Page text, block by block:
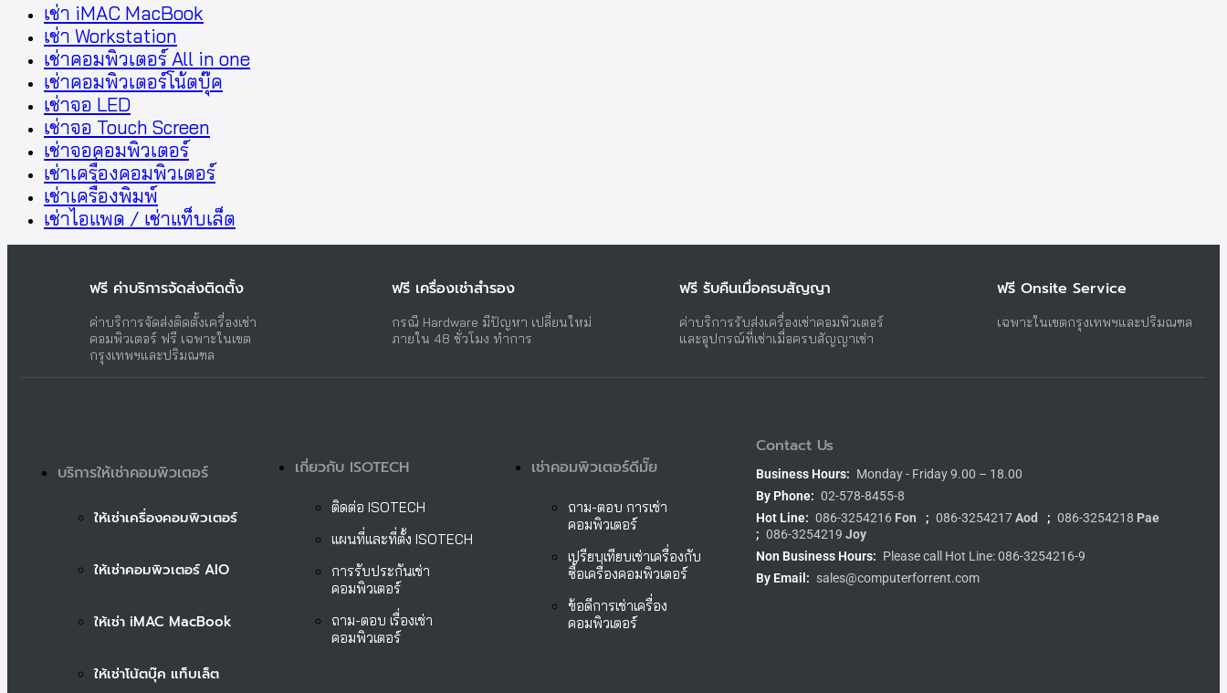
เช่า iMAC MacBook
เช่า Workstation
เช่าคอมพิวเตอร์ All in one
เช่าคอมพิวเตอร์โน้ตบุ๊ค
เช่าจอ LED
เช่าจอ Touch Screen
เช่าจอคอมพิวเตอร์
เช่าเครื่องคอมพิวเตอร์
เช่าเครื่องพิมพ์
เช่าไอแพด / เช่าแท็บเล็ต
ฟรี ค่าบริการจัดส่งติดตั้ง
ค่าบริการจัดส่งติดตั้งเครื่องเช่า
คอมพิวเตอร์ ฟรี เฉพาะในเขต
กรุงเทพฯและปริมณฑล
ฟรี เครื่องเช่าสำรอง
กรณี Hardware มีปัญหา เปลี่ยนใหม่
ภายใน 48 ชั่วโมง ทำการ
ฟรี รับคืนเมื่อครบสัญญา
ค่าบริการรับส่งเครื่องเช่าคอมพิวเตอร์
และอุปกรณ์ที่เช่าเมื่อครบสัญญาเช่า
ฟรี Onsite Service
เฉพาะในเขตกรุงเทพฯและปริมณฑล
บริการให้เช่าคอมพิวเตอร์
ให้เช่าเครื่องคอมพิวเตอร์
ให้เช่าคอมพิวเตอร์ AIO
ให้เช่า iMAC MacBook
ให้เช่าโน้ตบุ๊ค แท็บเล็ต
เกี่ยวกับ ISOTECH
ติดต่อ ISOTECH
แผนที่และที่ตั้ง ISOTECH
การรับประกันเช่า
คอมพิวเตอร์
ถาม-ตอบ เรื่องเช่า
คอมพิวเตอร์
เช่าคอมพิวเตอร์ดีมั๊ย
ถาม-ตอบ การเช่า
คอมพิวเตอร์
เปรียบเทียบเช่าเครื่องกับ
ซื้อเครื่องคอมพิวเตอร์
ข้อดีการเช่าเครื่อง
คอมพิวเตอร์
Contact Us
Business Hours: Monday - Friday 9.00 – 18.00
By Phone: 02-578-8455-8
Hot Line: 086-3254216 Fon ; 086-3254217Aod ; 086-3254218 Pae
; 086-3254219 Joy
Non Business Hours: Please call Hot Line: 086-3254216-9
By Email: sales@computerforrent.com